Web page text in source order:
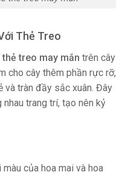
Thẻ Treo
treo may mắn trên cây
cho cây thêm phần rực rỡ,
và tràn đầy sắc xuân. Đây
trang trí, tạo nên kỷ
của hoa mai và hoa